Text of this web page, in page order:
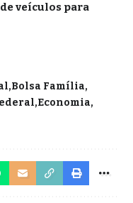
veículos para
Bolsa Família
Economia